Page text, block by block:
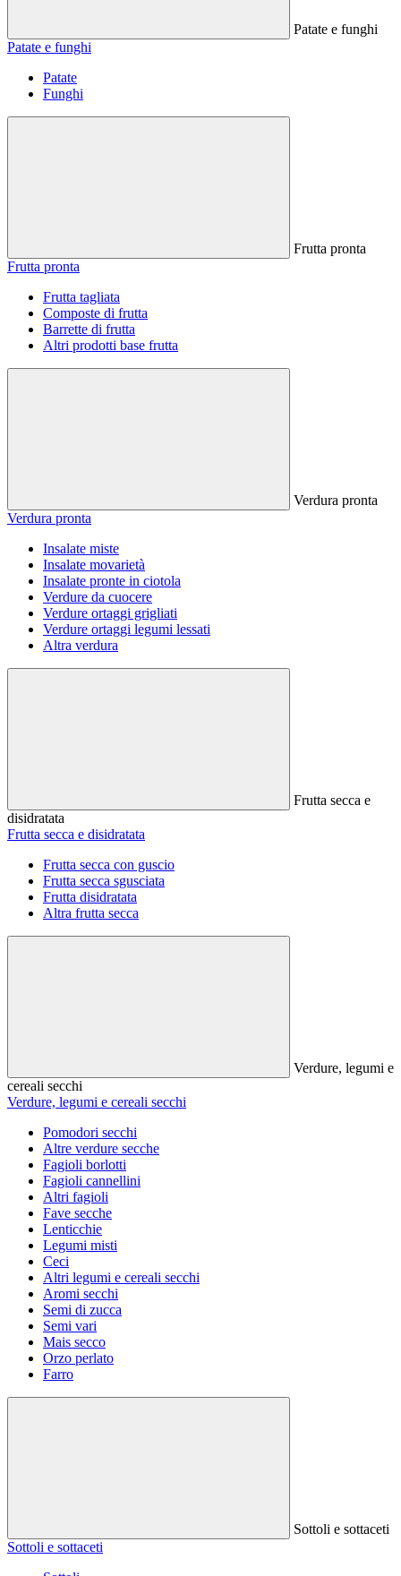
Patate e funghi
Patate e funghi
Patate
Funghi
Frutta pronta
Frutta pronta
Frutta tagliata
Composte di frutta
Barrette di frutta
Altri prodotti base frutta
Verdura pronta
Verdura pronta
Insalate miste
Insalate movarietà
Insalate pronte in ciotola
Verdure da cuocere
Verdure ortaggi grigliati
Verdure ortaggi legumi lessati
Altra verdura
Frutta secca e
disidratata
Frutta secca e disidratata
Frutta secca con guscio
Frutta secca sgusciata
Frutta disidratata
Altra frutta secca
Verdure, legumi e
cereali secchi
Verdure, legumi e cereali secchi
Pomodori secchi
Altre verdure secche
Fagioli borlotti
Fagioli cannellini
Altri fagioli
Fave secche
Lenticchie
Legumi misti
Ceci
Altri legumi e cereali secchi
Aromi secchi
Semi di zucca
Semi vari
Mais secco
Orzo perlato
Farro
Sottoli e sottaceti
Sottoli e sottaceti